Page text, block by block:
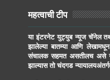
महत्वाची टीप
या इंटरनेट युट्युब न्यूज चॅनेल
झालेल्या बातम्या आणि
संचालक सहमत असतीलच असे
झाल्यास तो चंदगड